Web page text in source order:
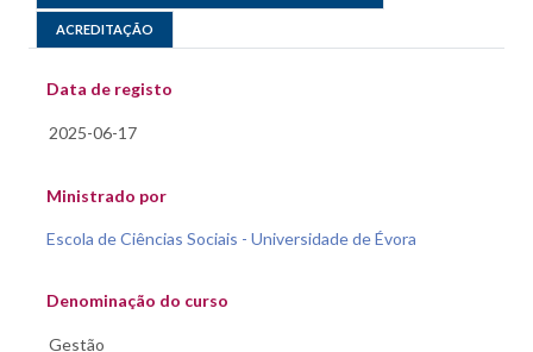
ACREDITAÇÃO
Data de registo
Ministrado por
Escola de Ciências Sociais - Universidade de Évora
Denominação do curso